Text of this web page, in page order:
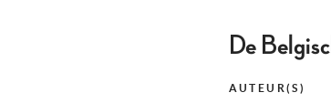
De
AUTEUR(S)